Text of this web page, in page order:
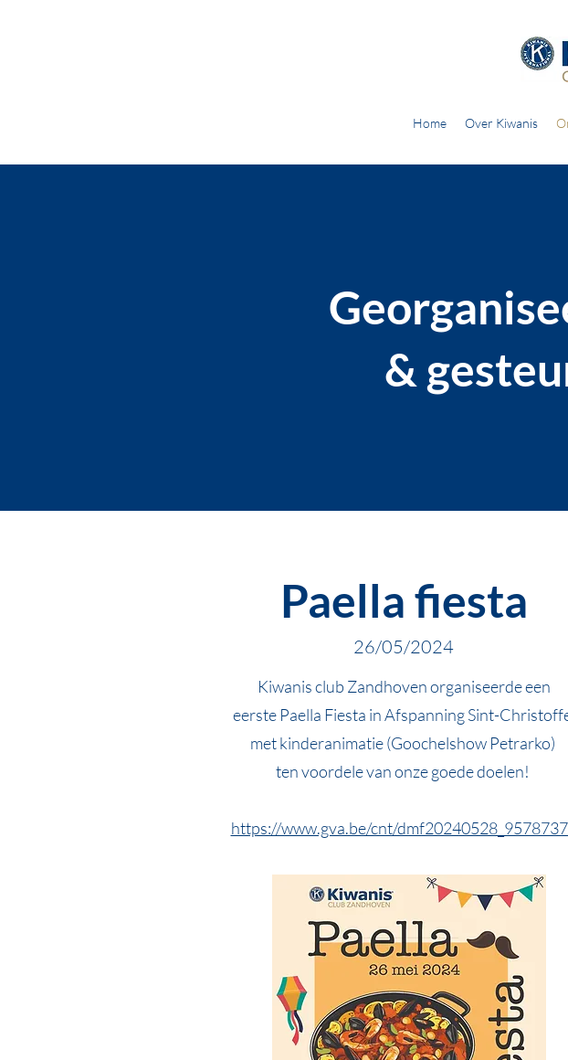
Home Over Kiwanis
&
Paella fiesta
26/05/2024
Kiwanis club Zandhoven organiseerde een
eerste Paella Fiesta in Afspanning Sint-
met kinderanimatie (Goochelshow Petrarko)
ten voordele van onze goede doelen!
https://www.gva.be/cnt/